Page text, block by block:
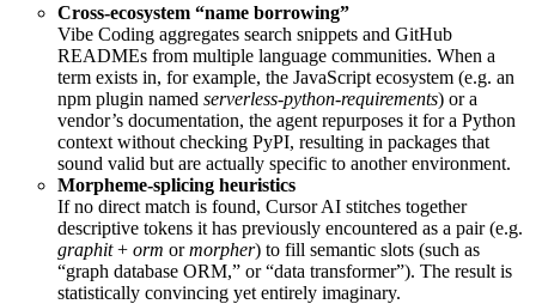
Cross-ecosystem “name borrowing”
Vibe Coding aggregates search snippets and GitHub
READMEs from multiple language communities. When a
term exists in, for example, the JavaScript ecosystem (e.g. an
npm plugin named serverless-python-requirements) or a
vendor’s documentation, the agent repurposes it for a Python
context without checking PyPI, resulting in packages that
sound valid but are actually specific to another environment.
Morpheme-splicing heuristics
If no direct match is found, Cursor AI stitches together
descriptive tokens it has previously encountered as a pair (e.g.
graphit+ orm ormorpher) to fill semantic slots (such as
“graph database ORM,” or “data transformer”). The result is
statistically convincing yet entirely imaginary.